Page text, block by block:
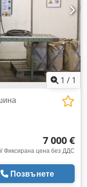
1 / 1
7 000 €
Фиксирана цена без ДДС
Позвънете